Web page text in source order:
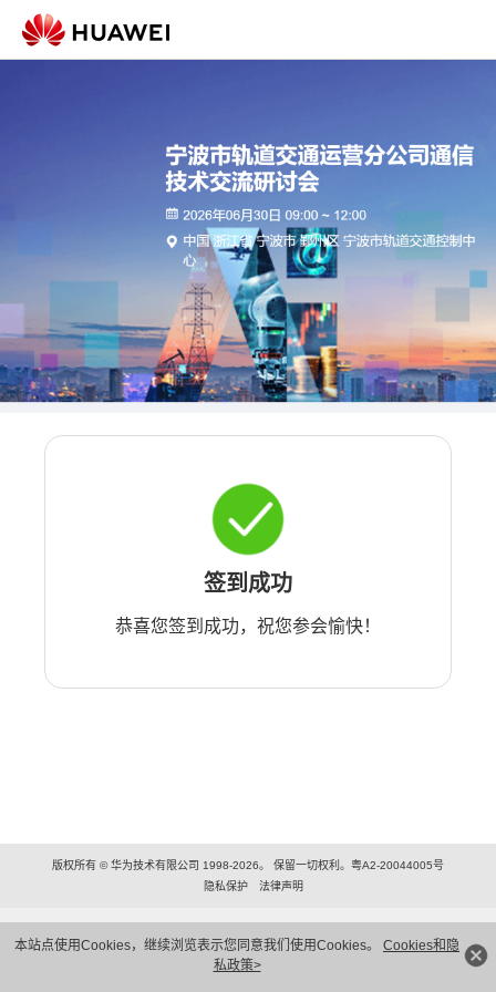
本站点使用Cookies，继续浏览表示您同意我们使用Cookies。 Cookies和隐
私政策>
签到成功
恭喜您签到成功，祝您参会愉快！
版权所有 © 华为技术有限公司 1998-2026。 保留一切权利。粤A2-20044005号
隐私保护
法律声明